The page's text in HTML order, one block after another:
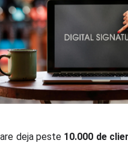
deja peste 10.000 de